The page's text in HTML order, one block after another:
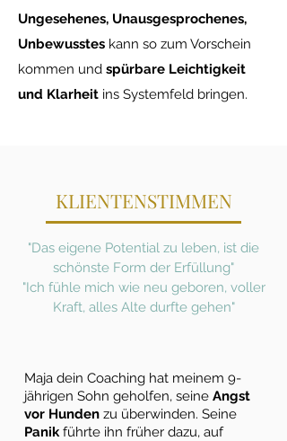
Ungesehenes, Unausgesprochenes,
Unbewusstes kann so zum Vorschein
kommen und spürbare Leichtigkeit
und Klarheit ins Systemfeld bringen.
KLIENTENSTIMMEN
"Das eigene Potential zu leben, ist die
schönste Form der Erfüllung"
"Ich fühle mich wie neu geboren, voller
Kraft, alles Alte durfte gehen"
Maja dein Coaching hat meinem 9-
jährigen Sohn geholfen, seine Angst
vor Hunden zu überwinden. Seine
Panikführte ihn früher dazu, auf